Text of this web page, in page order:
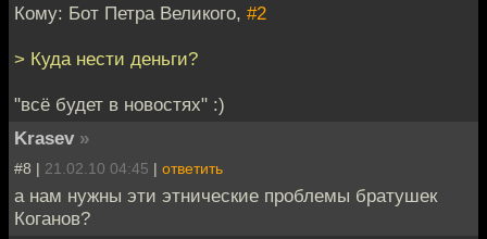
Кому: Бот Петра Великого, #2
> Куда нести деньги?
"всё будет в новостях" :)
Krasev »
#8 | 21.02.10 04:45 | ответить
а нам нужны эти этнические проблемы братушек
Коганов?